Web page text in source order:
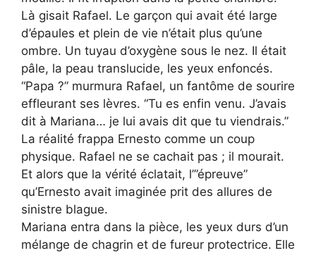
Là gisait Rafael. Le garçon qui avait été large
d’épaules et plein de vie n’était plus qu’une
ombre. Un tuyau d’oxygène sous le nez. Il était
pâle, la peau translucide, les yeux enfoncés.
“Papa ?” murmura Rafael, un fantôme de sourire
effleurant ses lèvres. “Tu es enfin venu. J’avais
dit à Mariana… je lui avais dit que tu viendrais.”
La réalité frappa Ernesto comme un coup
physique. Rafael ne se cachait pas ; il mourait.
Et alors que la vérité éclatait, l’”épreuve”
qu’Ernesto avait imaginée prit des allures de
sinistre blague.
Mariana entra dans la pièce, les yeux durs d’un
mélange de chagrin et de fureur protectrice. Elle